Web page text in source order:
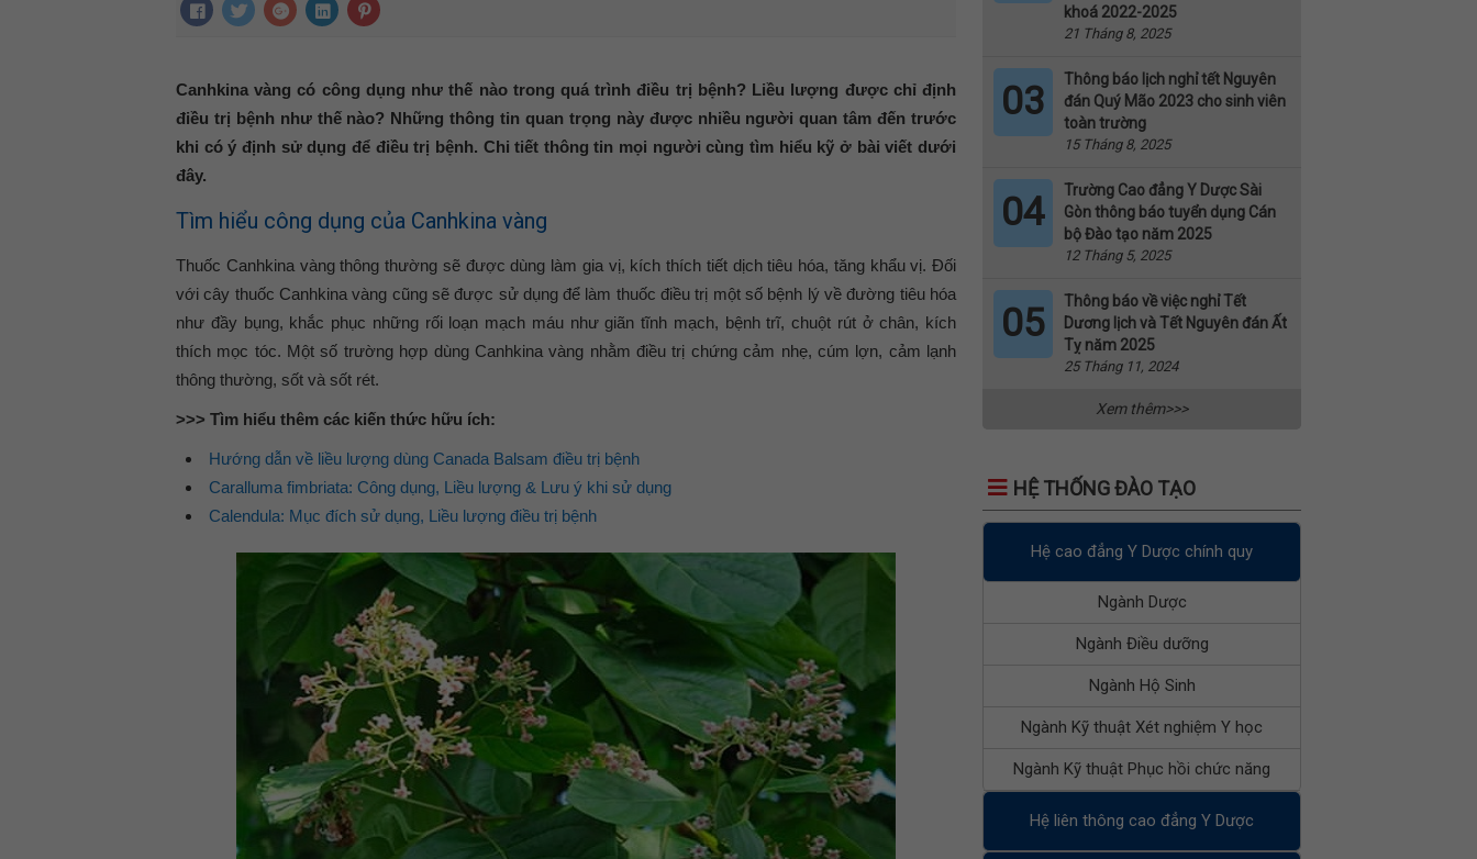
Canhkina vàng có công dụng như thế nào trong quá trình điều trị bệnh? Liều lượng được chỉ định
điều trị bệnh như thế nào? Những thông tin quan trọng này được nhiều người quan tâm đến trước
khi có ý định sử dụng để điều trị bệnh. Chi tiết thông tin mọi người cùng tìm hiểu kỹ ở bài viết dưới
đây.
Tìm hiểu công dụng của Canhkina vàng
Thuốc Canhkina vàng thông thường sẽ được dùng làm gia vị, kích thích tiết dịch tiêu hóa, tăng khẩu vị. Đối
với cây thuốc Canhkina vàng cũng sẽ được sử dụng để làm thuốc điều trị một số bệnh lý về đường tiêu hóa
như đầy bụng, khắc phục những rối loạn mạch máu như giãn tĩnh mạch, bệnh trĩ, chuột rút ở chân, kích
thích mọc tóc. Một số trường hợp dùng Canhkina vàng nhằm điều trị chứng cảm nhẹ, cúm lợn, cảm lạnh
thông thường, sốt và sốt rét.
>>> Tìm hiểu thêm các kiến thức hữu ích:
Hướng dẫn về liều lượng dùng Canada Balsam điều trị bệnh
Caralluma fimbriata: Công dụng, Liều lượng & Lưu ý khi sử dụng
Calendula: Mục đích sử dụng, Liều lượng điều trị bệnh
khoá 2022-2025
21 Tháng 8, 2025
03
Thông báo lịch nghỉ tết Nguyên
đán Quý Mão 2023 cho sinh viên
toàn trường
15 Tháng 8, 2025
04
Trường Cao đẳng Y Dược Sài
Gòn thông báo tuyển dụng Cán
bộ Đào tạo năm 2025
12 Tháng 5, 2025
05
Thông báo về việc nghỉ Tết
Dương lịch và Tết Nguyên đán Ất
Tỵ năm 2025
25 Tháng 11, 2024
Xem thêm>>>
HỆ THỐNG ĐÀO TẠO
Hệ cao đẳng Y Dược chính quy
Ngành Dược
Ngành Điều dưỡng
Ngành Hộ Sinh
Ngành Kỹ thuật Xét nghiệm Y học
Ngành Kỹ thuật Phục hồi chức năng
Hệ liên thông cao đẳng Y Dược